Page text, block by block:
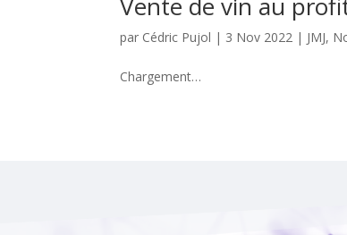
par Cédric Pujol | 3 Nov 2022 | JMJ,
Chargement…